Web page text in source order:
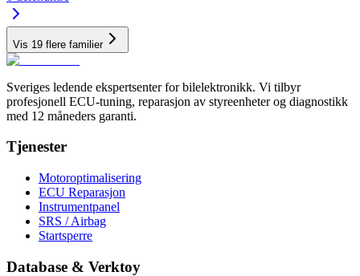
Vis 19 flere familier
Sveriges ledende ekspertsenter for bilelektronikk. Vi tilbyr
profesjonell ECU-tuning, reparasjon av styreenheter og diagnostikk
med 12 måneders garanti.
Tjenester
Motoroptimalisering
ECU Reparasjon
Instrumentpanel
SRS / Airbag
Startsperre
Database & Verktoy